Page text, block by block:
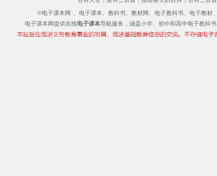
©电子课本网 、电子课本、教科书、教材网、电子教科书、电子教材
电子课本网提供在线电子课本导航服务，涵盖小学、初中和高中电子教科